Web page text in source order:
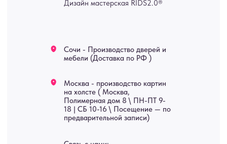
Услуги
А еще мы делаем
изделия на заказ
Яндекс отзывы